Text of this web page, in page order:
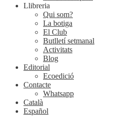
Llibreria
Qui som?
La botiga
El Club
Butlletí setmanal
Activitats
Blog
Editorial
Ecoedició
Contacte
Whatsapp
Català
Español